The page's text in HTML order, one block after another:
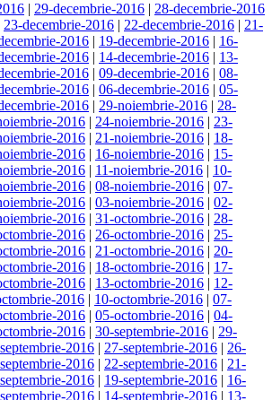
| 29-decembrie-2016 | 28-decembrie-2016
23-decembrie-2016 | 22-decembrie-2016 | 21-
2016 | 19-decembrie-2016 | 16-
2016 | 14-decembrie-2016 | 13-
2016 | 09-decembrie-2016 | 08-
2016 | 06-decembrie-2016 | 05-
2016 | 29-noiembrie-2016 | 28-
2016 | 24-noiembrie-2016 | 23-
2016 | 21-noiembrie-2016 | 18-
2016 | 16-noiembrie-2016 | 15-
2016 | 11-noiembrie-2016 | 10-
2016 | 08-noiembrie-2016 | 07-
2016 | 03-noiembrie-2016 | 02-
2016 | 31-octombrie-2016 | 28-
2016 | 26-octombrie-2016 | 25-
2016 | 21-octombrie-2016 | 20-
2016 | 18-octombrie-2016 | 17-
2016 | 13-octombrie-2016 | 12-
2016 | 10-octombrie-2016 | 07-
2016 | 05-octombrie-2016 | 04-
2016 | 30-septembrie-2016 | 29-
2016 | 27-septembrie-2016 | 26-
2016 | 22-septembrie-2016 | 21-
2016 | 19-septembrie-2016 | 16-
2016 | 14-septembrie-2016 | 13-